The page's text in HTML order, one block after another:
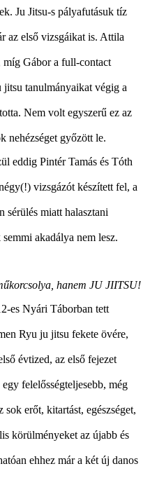
Ju Jitsu-s pályafutásuk tíz
az első vizsgáikat is. Attila
míg Gábor a full-contact
jitsu tanulmányaikat végig a
Nem volt egyszerű ez az
nehézséget győzött le.
eddig Pintér Tamás és Tóth
vizsgázót készített fel, a
sérülés miatt halasztani
akadálya nem lesz.
hanem JU JIITSU!
es Nyári Táborban tett
Ryu ju jitsu fekete övére,
évtized, az első fejezet
felelősségteljesebb, még
erőt, kitartást, egészséget,
körülményeket az újabb és
ehhez már a két új danos